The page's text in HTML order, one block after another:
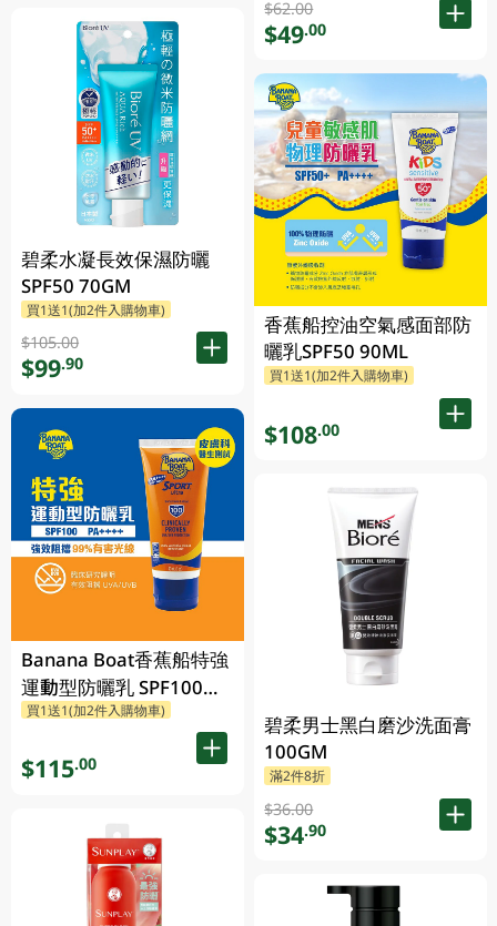
碧柔水凝長效保濕防曬
SPF50 70GM
買1送1(加2件入購物車)
$105.00
$99.90
Banana Boat香蕉船特強
運動型防曬乳 SPF100
PA+++ 90ML
買1送1(加2件入購物車)
$115.00
$62.00
$49.00
香蕉船控油空氣感面部防
曬乳SPF50 90ML
買1送1(加2件入購物車)
$108.00
碧柔男士黑白磨沙洗面膏
100GM
滿2件8折
$36.00
$34.90